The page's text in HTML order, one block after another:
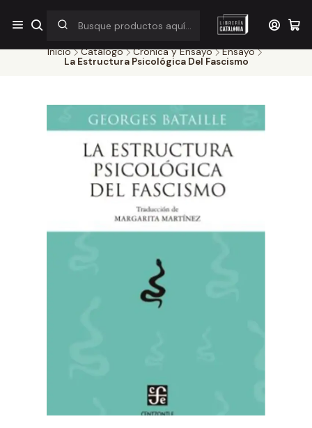
¡Por pocos días! Despacho a $1.000 en RM por compras sobre
$38.000
Inicio Catálogo Crónica y Ensayo
Ensayo
La Estructura Psicológica Del Fascismo